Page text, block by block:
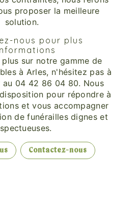
proposer la meilleure
solution.
nous pour plus
sur notre gamme de
à Arles, n'hésitez pas à
au 04 42 86 04 80. Nous
pour répondre à
et vous accompagner
de funérailles dignes et
Contactez-nous